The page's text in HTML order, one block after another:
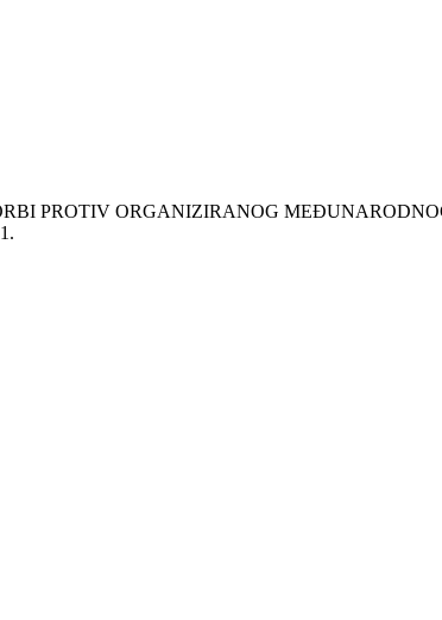
PROTIV ORGANIZIRANOG